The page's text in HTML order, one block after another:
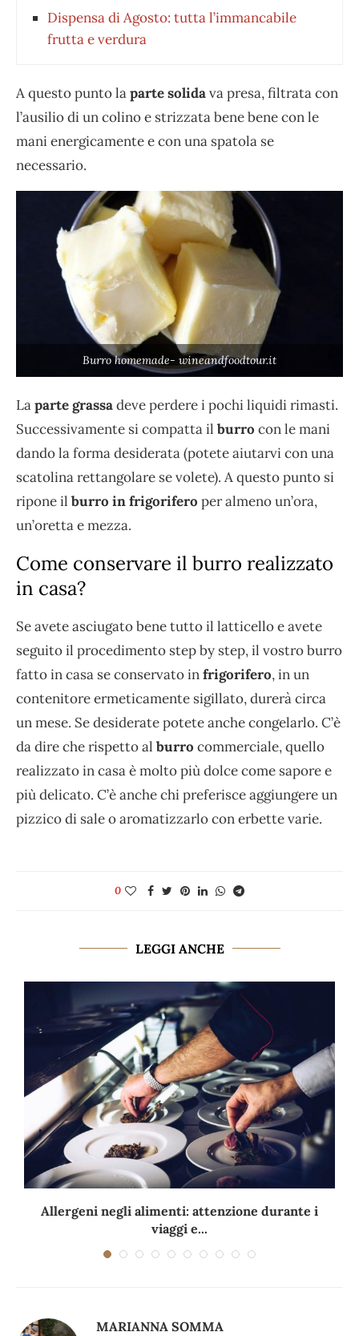
Dispensa di Agosto: tutta l’immancabile
frutta e verdura
A questo punto laparte solidava presa, filtrata con
l’ausilio di un colino e strizzata bene bene con le
mani energicamente e con una spatola se
necessario.
Burro homemade- wineandfoodtour.it
Laparte grassadeve perdere i pochi liquidi rimasti.
Successivamente si compatta il burro con le mani
dando la forma desiderata (potete aiutarvi con una
scatolina rettangolare se volete). A questo punto si
ripone il burro in frigorifero per almeno un’ora,
un’oretta e mezza.
Come conservare il burro realizzato
in casa?
Se avete asciugato bene tutto il latticello e avete
seguito il procedimento step by step, il vostro burro
fatto in casa se conservato infrigorifero, in un
contenitore ermeticamente sigillato, durerà circa
un mese. Se desiderate potete anche congelarlo. C’è
da dire che rispetto al burro commerciale, quello
realizzato in casa è molto più dolce come sapore e
più delicato. C’è anche chi preferisce aggiungere un
pizzico di sale o aromatizzarlo con erbette varie.
0
LEGGI ANCHE
Allergeni negli alimenti: attenzione durante i
viaggi e...
MARIANNA SOMMA